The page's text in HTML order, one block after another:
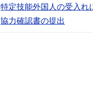
特定技能外国人の受入れ
協力確認書の提出